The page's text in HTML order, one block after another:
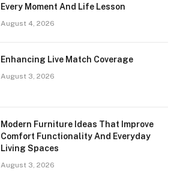
Every Moment And Life Lesson
August 4, 2026
Enhancing Live Match Coverage
August 3, 2026
Modern Furniture Ideas That Improve
Comfort Functionality And Everyday
Living Spaces
August 3, 2026